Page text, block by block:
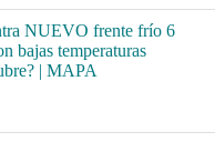
NUEVO frente frío 6
bajas temperaturas
| MAPA